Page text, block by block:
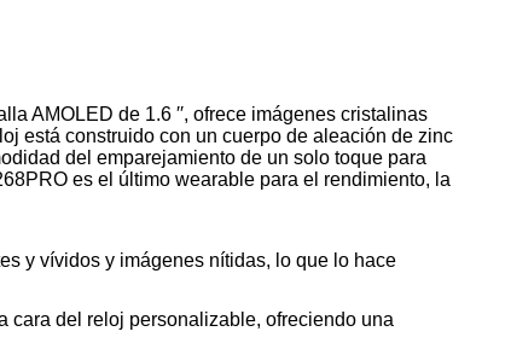
AMOLED de 1.6 ′′, ofrece imágenes cristalinas
está construido con un cuerpo de aleación de zinc
del emparejamiento de un solo toque para
es el último wearable para el rendimiento, la
y vívidos y imágenes nítidas, lo que lo hace
cara del reloj personalizable, ofreciendo una